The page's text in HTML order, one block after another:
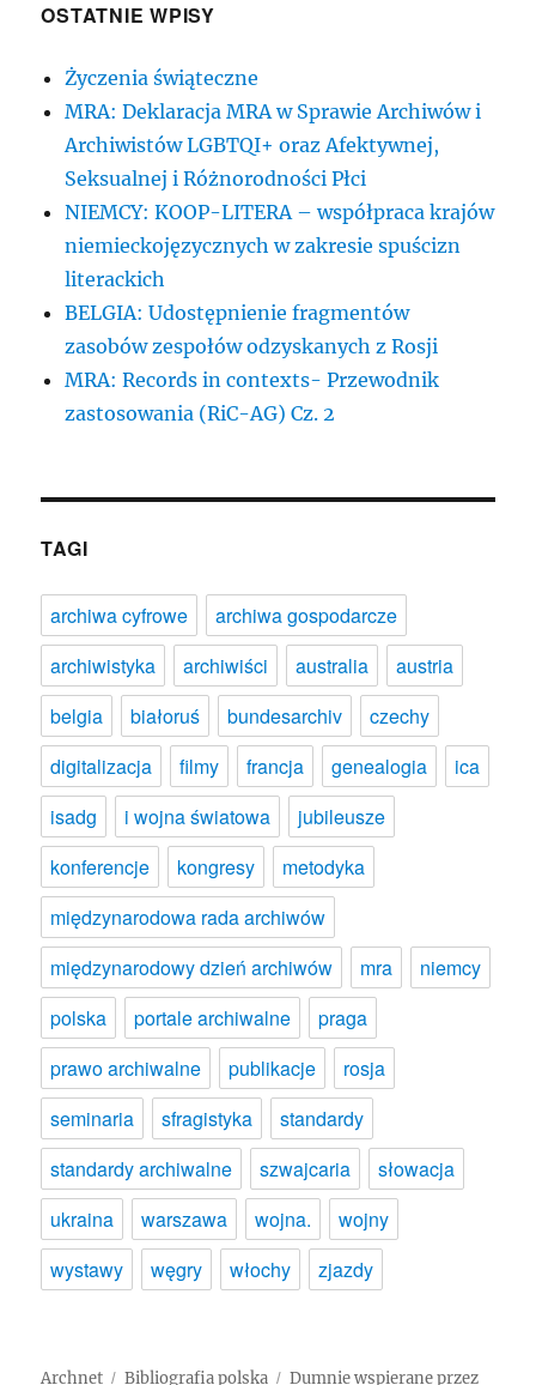
OSTATNIE WPISY
Życzenia świąteczne
MRA: Deklaracja MRA w Sprawie Archiwów i
Archiwistów LGBTQI+ oraz Afektywnej,
Seksualnej i Różnorodności Płci
NIEMCY: KOOP-LITERA – współpraca krajów
niemieckojęzycznych w zakresie spuścizn
literackich
BELGIA: Udostępnienie fragmentów
zasobów zespołów odzyskanych z Rosji
MRA: Records in contexts- Przewodnik
zastosowania (RiC-AG) Cz. 2
TAGI
archiwa cyfrowe
archiwa gospodarcze
archiwistyka
archiwiści australia
austria
belgia
białoruś bundesarchiv
czechy
digitalizacja
filmy francja genealogia
ica
isadg
i wojna światowa
jubileusze
konferencje
kongresy
metodyka
międzynarodowa rada archiwów
międzynarodowy dzień archiwów
mra
niemcy
polska
portale archiwalne
praga
prawo archiwalne
publikacje
rosja
seminaria
sfragistyka
standardy
standardy archiwalne
szwajcaria
słowacja
ukraina
warszawa wojna.
wojny
wystawy
węgry włochy zjazdy
Archnet Bibliografia polska Dumnie wspierane przez